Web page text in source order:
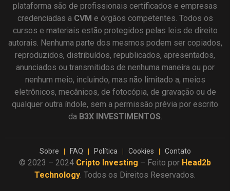
plataforma são de profissionais certificados e empresas
credenciadas a CVM e órgãos competentes. Todos os
cursos e materiais estão protegidos pelas leis de direito
autorais. Nenhuma parte dos mesmos podem ser copiados,
reproduzidos, distribuídos, republicados, apresentados,
anunciados ou transmitidos de nenhuma maneira ou por
nenhum meio, incluindo, mas não limitado a, meios
eletrônicos, mecânicos, de fotocópia, de gravação ou de
qualquer outra índole, sem a permissão prévia por escrito
da B3X INVESTIMENTOS
Sobre FAQ Política Cookies Contato
© 2023 – 2024 Cripto Investing – Feito por Head2b
Technology. Todos os Direitos Reservados.